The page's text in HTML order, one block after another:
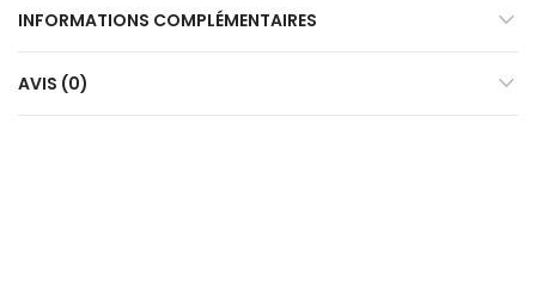
INFORMATIONS COMPLÉMENTAIRES
AVIS (0)